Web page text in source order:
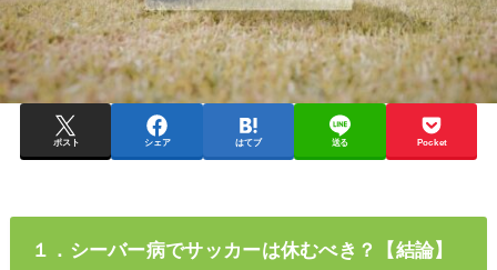
ポスト シェア はてブ 送る Pocket
１．シーバー病でサッカーは休むべき？【結論】